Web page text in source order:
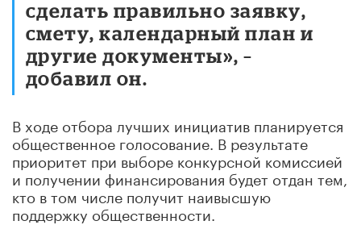
сделать правильно заявку,
смету, календарный план и
другие документы», –
добавил он.
В ходе отбора лучших инициатив планируется
общественное голосование. В результате
приоритет при выборе конкурсной комиссией
и получении финансирования будет отдан тем,
кто в том числе получит наивысшую
поддержку общественности.